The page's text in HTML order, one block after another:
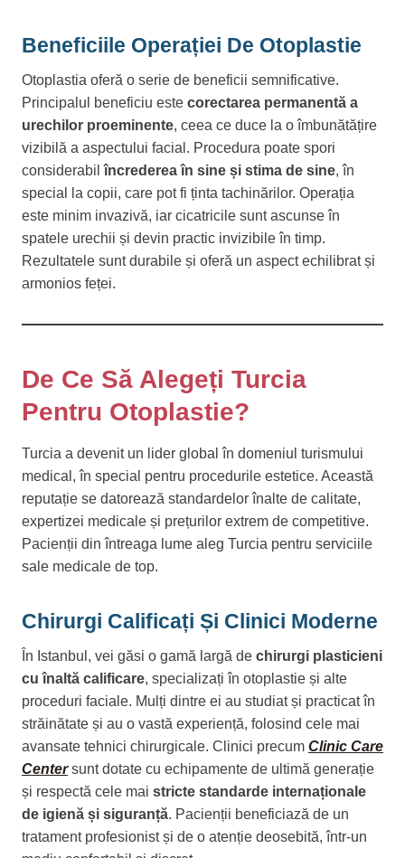
Beneficiile Operației De Otoplastie
Otoplastia oferă o serie de beneficii semnificative.
Principalul beneficiu este corectarea permanentă a
urechilor proeminente, ceea ce duce la o îmbunătățire
vizibilă a aspectului facial. Procedura poate spori
considerabilîncrederea în sine și stima de sine, în
special la copii, care pot fi ținta tachinărilor. Operația
este minim invazivă, iar cicatricile sunt ascunse în
spatele urechii și devin practic invizibile în timp.
Rezultatele sunt durabile și oferă un aspect echilibrat și
armonios feței.
De Ce Să Alegeți Turcia
Pentru Otoplastie?
Turcia a devenit un lider global în domeniul turismului
medical, în special pentru procedurile estetice. Această
reputație se datorează standardelor înalte de calitate,
expertizei medicale și prețurilor extrem de competitive.
Pacienții din întreaga lume aleg Turcia pentru serviciile
sale medicale de top.
Chirurgi Calificați Și Clinici Moderne
În Istanbul, vei găsi o gamă largă de chirurgi plasticieni
cu înaltă calificare, specializați în otoplastie și alte
proceduri faciale. Mulți dintre ei au studiat și practicat în
străinătate și au o vastă experiență, folosind cele mai
avansate tehnici chirurgicale. Clinici precum Clinic Care
Centersunt dotate cu echipamente de ultimă generație
și respectă cele mai stricte standarde internaționale
de igienă și siguranță. Pacienții beneficiază de un
tratament profesionist și de o atenție deosebită, într-un